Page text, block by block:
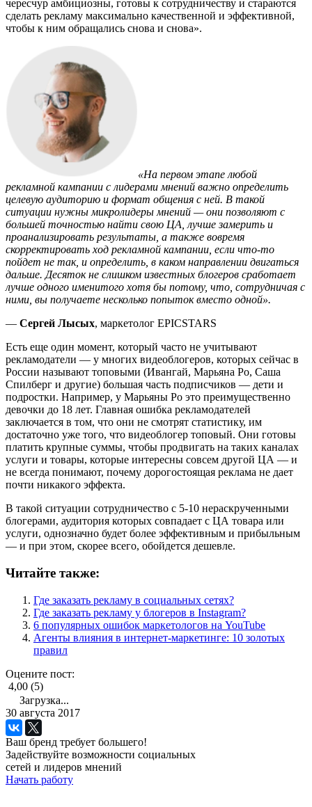
чересчур амбициозны, готовы к сотрудничеству и стараются
сделать рекламу максимально качественной и эффективной,
чтобы к ним обращались снова и снова».
«На первом этапе любой
рекламной кампании с лидерами мнений важно определить
целевую аудиторию и формат общения с ней. В такой
ситуации нужны микролидеры мнений — они позволяют с
большей точностью найти свою ЦА, лучше замерить и
проанализировать результаты, а также вовремя
скорректировать ход рекламной кампании, если что-то
пойдет не так, и определить, в каком направлении двигаться
дальше. Десяток не слишком известных блогеров сработает
лучше одного именитого хотя бы потому, что, сотрудничая с
ними, вы получаете несколько попыток вместо одной».
— Сергей Лысых, маркетолог EPICSTARS
Есть еще один момент, который часто не учитывают
рекламодатели — у многих видеоблогеров, которых сейчас в
России называют топовыми (Ивангай, Марьяна Ро, Саша
Спилберг и другие) большая часть подписчиков — дети и
подростки. Например, у Марьяны Ро это преимущественно
девочки до 18 лет. Главная ошибка рекламодателей
заключается в том, что они не смотрят статистику, им
достаточно уже того, что видеоблогер топовый. Они готовы
платить крупные суммы, чтобы продвигать на таких каналах
услуги и товары, которые интересны совсем другой ЦА — и
не всегда понимают, почему дорогостоящая реклама не дает
почти никакого эффекта.
В такой ситуации сотрудничество с 5-10 нераскрученными
блогерами, аудитория которых совпадает с ЦА товара или
услуги, однозначно будет более эффективным и прибыльным
— и при этом, скорее всего, обойдется дешевле.
Читайте также:
Где заказать рекламу в социальных сетях?
Где заказать рекламу у блогеров в Instagram?
6 популярных ошибок маркетологов на YouTube
Агенты влияния в интернет-маркетинге: 10 золотых
правил
Оцените пост:
4,00 (5)
Загрузка...
30 августа 2017
Ваш бренд требует большего!
Задействуйте возможности социальных
сетей и лидеров мнений
Начать работу